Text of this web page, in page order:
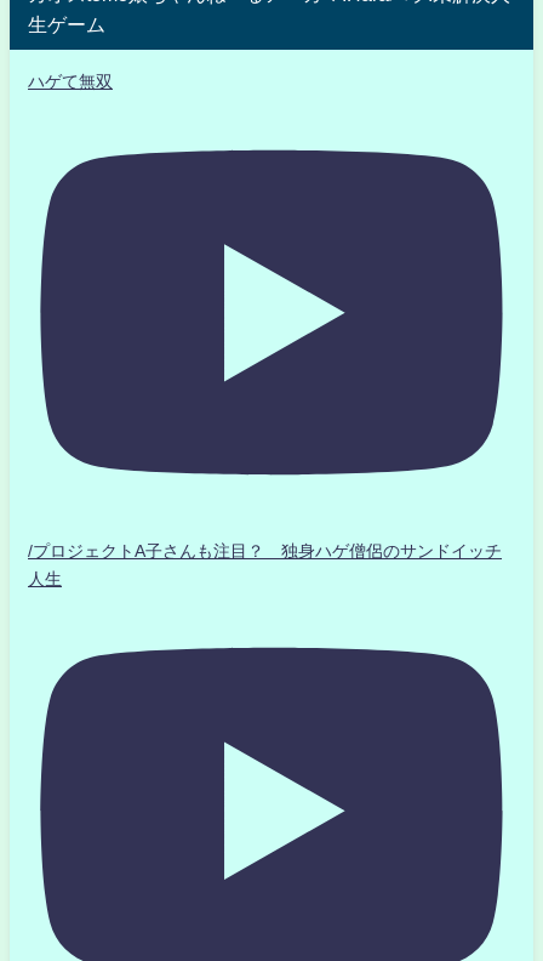
生ゲーム
ハゲて無双
/プロジェクトA子さんも注目？ 独身ハゲ僧侶のサンドイッチ
人生